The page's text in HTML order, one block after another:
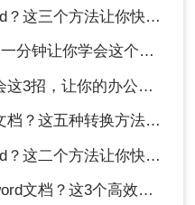
形式的方法介绍
求和资源。对于偶尔
的转换功能或在线工具
果，那么投资一款专
个方法让你快速操作！
你学会这个好用方法！
你的办公效率瞬间翻倍！
种转换方法保证让你满意！
个方法让你快速操作！
精准的方法，让你办公效能翻倍！